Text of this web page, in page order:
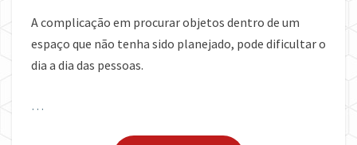
A complicação em procurar objetos dentro de um
espaço que não tenha sido planejado, pode dificultar o
dia a dia das pessoas.
…